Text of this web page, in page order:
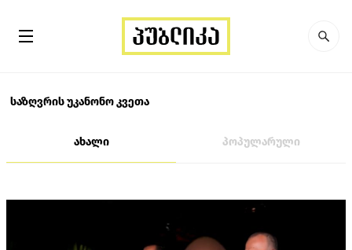
საზღვრის უკანონო კვეთა
ახალი პოპულარული